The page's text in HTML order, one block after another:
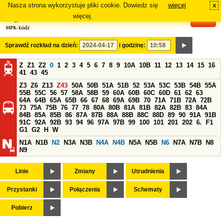
Nasza strona wykorzystuje pliki cookie. Dowiedz się
więcej.
więcej x
Sprawdź rozkład na dzień: i godzinę:
Z Z1 Z2 0 1 2 3 4 5 6 7 8 9 10A 10B 11 12 13 14 15 16
41 43 45
Z3 Z6 Z13 Z43 50A 50B 51A 51B 52 53A 53C 53B 54B 55A
55B 55C 56 57 58A 58B 59 60A 60B 60C 60D 61 62 63
64A 64B 65A 65B 66 67 68 69A 69B 70 71A 71B 72A 72B
73 75A 75B 76 77 78 80A 80B 81A 81B 82A 82B 83 84A
84B 85A 85B 86 87A 87B 88A 88B 88C 88D 89 90 91A 91B
91C 92A 92B 93 94 96 97A 97B 99 100 101 201 202 6.
F1
G1 G2 H
W
N1A
N1B N2 N3A N3B N4A N4B N5A N5B N6 N7A N7B
N8
N9
Linie Zmiany Utrudnienia
Przystanki Połączenia Schematy
Pobierz